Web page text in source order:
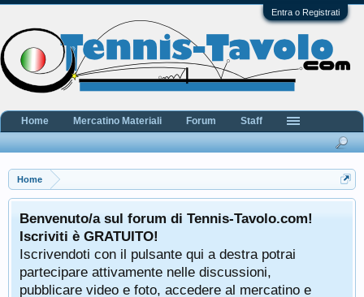
Entra o Registrati
Home
Benvenuto/a sul forum di Tennis-Tavolo.com!
Iscriviti è GRATUITO!
Iscrivendoti con il pulsante qui a destra potrai
partecipare attivamente nelle discussioni,
pubblicare video e foto, accedere al mercatino e
Home Mercatino Materiali Forum Staff